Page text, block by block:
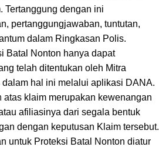
Tertanggung dengan ini
pertanggungjawaban, tuntutan,
dalam Ringkasan Polis.
Batal Nonton hanya dapat
telah ditentukan oleh Mitra
hal ini melalui aplikasi DANA.
klaim merupakan kewenangan
afiliasinya dari segala bentuk
dengan keputusan Klaim tersebut.
untuk Proteksi Batal Nonton diatur